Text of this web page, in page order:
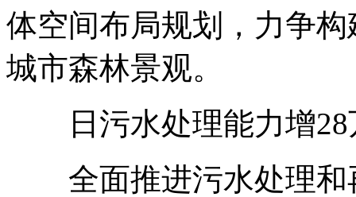
体空间布局规划，力争
城市森林景观。
日污水处理能力增28
全面推进污水处理和